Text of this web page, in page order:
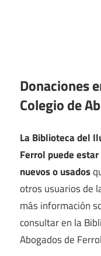
Donaciones
Colegio de
La Biblioteca del
Ferrol puede
nuevos o usados
otros usuarios de
más información
consultar en la
Abogados de